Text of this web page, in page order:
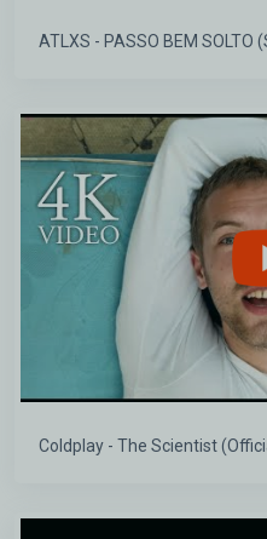
ATLXS - PASSO BEM SOLTO
Coldplay - The Scientist